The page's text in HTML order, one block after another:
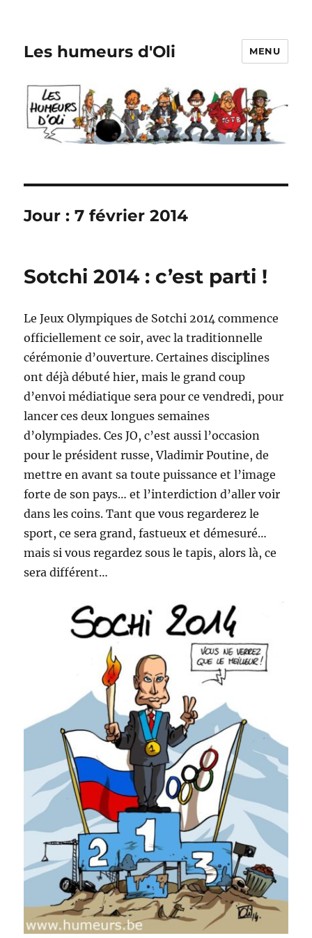
Les humeurs d'Oli MENU
Jour :7 février 2014
Sotchi 2014 : c’est parti !
Le Jeux Olympiques de Sotchi 2014 commence
officiellement ce soir, avec la traditionnelle
cérémonie d’ouverture. Certaines disciplines
ont déjà débuté hier, mais le grand coup
d’envoi médiatique sera pour ce vendredi, pour
lancer ces deux longues semaines
d’olympiades. Ces JO, c’est aussi l’occasion
pour le président russe, Vladimir Poutine, de
mettre en avant sa toute puissance et l’image
forte de son pays… et l’interdiction d’aller voir
dans les coins. Tant que vous regarderez le
sport, ce sera grand, fastueux et démesuré…
mais si vous regardez sous le tapis, alors là, ce
sera différent…